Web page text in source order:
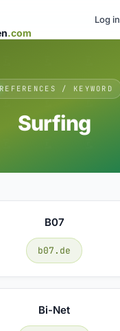
.com
Log in
/ KEYWORD
Surfing
B07
b07.de
Bi-Net